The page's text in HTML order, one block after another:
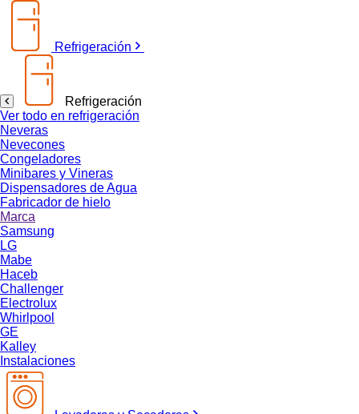
Refrigeración
Refrigeración
Ver todo en refrigeración
Neveras
Nevecones
Congeladores
Minibares y Vineras
Dispensadores de Agua
Fabricador de hielo
Marca
Samsung
LG
Mabe
Haceb
Challenger
Electrolux
Whirlpool
GE
Kalley
Instalaciones